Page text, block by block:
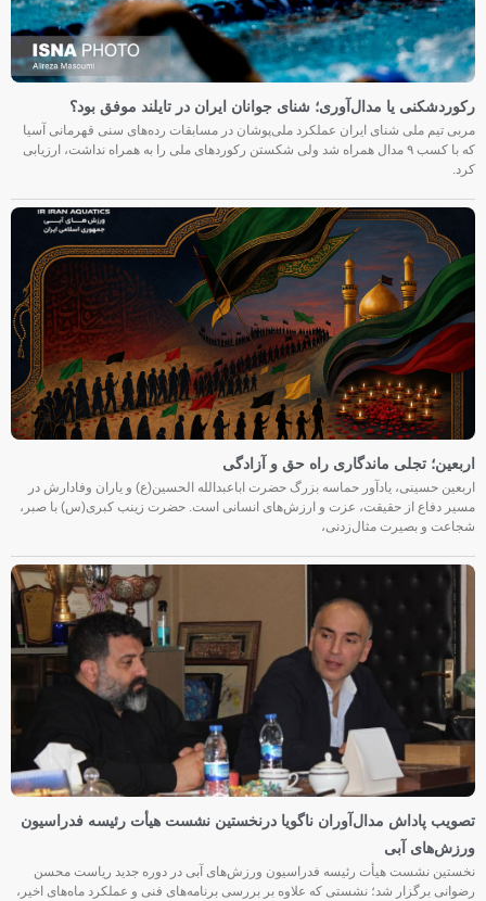
رکوردشکنی یا مدال‌آوری؛ شنای جوانان ایران در تایلند موفق بود؟
مربی تیم ملی شنای ایران عملکرد ملی‌پوشان در مسابقات رده‌های سنی قهرمانی آسیا
که با کسب ۹ مدال همراه شد ولی شکستن رکوردهای ملی را به همراه نداشت، ارزیابی
کرد.
اربعین؛ تجلی ماندگاری راه حق و آزادگی
اربعین حسینی، یادآور حماسه بزرگ حضرت اباعبدالله الحسین(ع) و یاران وفادارش در
مسیر دفاع از حقیقت، عزت و ارزش‌های انسانی است. حضرت زینب کبری(س) با صبر،
شجاعت و بصیرت مثال‌زدنی،
تصویب پاداش مدال‌آوران ناگویا درنخستین نشست هیأت رئیسه فدراسیون
ورزش‌های آبی
نخستین نشست هیأت رئیسه فدراسیون ورزش‌های آبی در دوره جدید ریاست محسن
رضوانی برگزار شد؛ نشستی که علاوه بر بررسی برنامه‌های فنی و عملکرد ماه‌های اخیر،